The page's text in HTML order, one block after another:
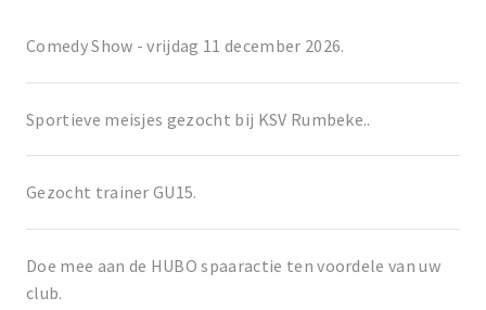
Comedy Show - vrijdag 11 december 2026.
Sportieve meisjes gezocht bij KSV Rumbeke..
Gezocht trainer GU15.
Doe mee aan de HUBO spaaractie ten voordele van uw
club.